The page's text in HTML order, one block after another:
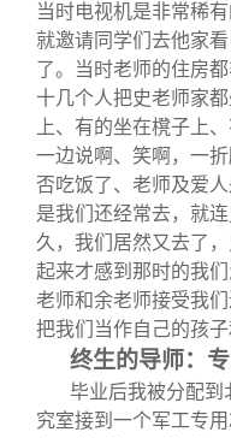
当时电视机是非常稀
就邀请同学们去他家
了。当时老师的住房
十几个人把史老师家
上、有的坐在櫈子上
一边说啊、笑啊，一
否吃饭了、老师及爱
是我们还经常去，就
久，我们居然又去了
起来才感到那时的我
老师和余老师接受我
把我们当作自己的孩子
终生的导师：
毕业后我被分配到
究室接到一个军工专